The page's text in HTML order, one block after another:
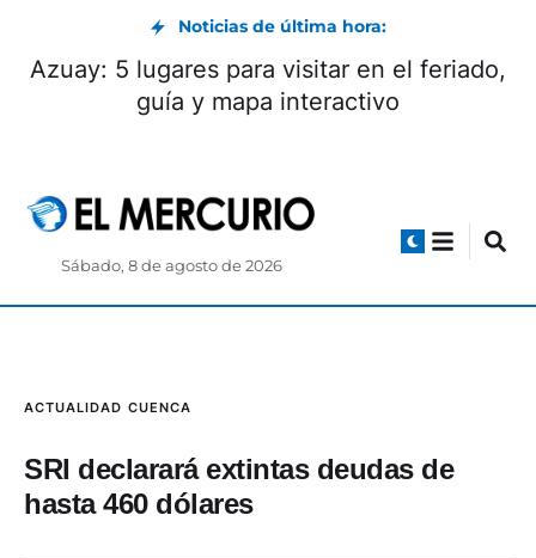
Noticias de última hora:
Azuay: 5 lugares para visitar en el feriado,
guía y mapa interactivo
Sábado, 8 de agosto de 2026
ACTUALIDAD CUENCA
SRI declarará extintas deudas de
hasta 460 dólares